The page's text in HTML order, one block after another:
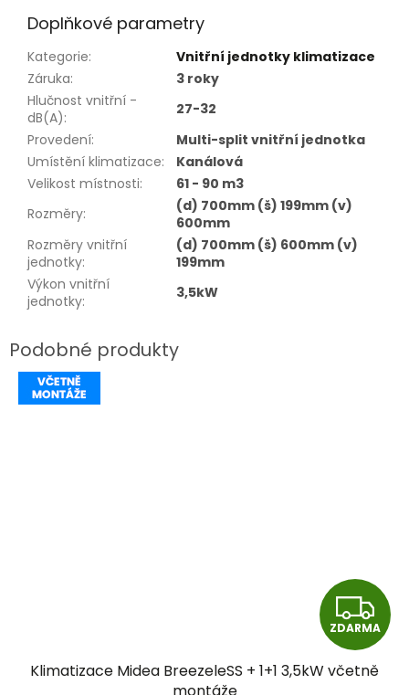
Doplňkové parametry
Kategorie:
Vnitřní jednotky klimatizace
Záruka:
3 roky
Hlučnost vnitřní -
dB(A):
27-32
Provedení:
Multi-split vnitřní jednotka
Umístění klimatizace:
Kanálová
Velikost místnosti:
61 - 90 m3
Rozměry:
(d) 700mm (š) 199mm (v)
600mm
Rozměry vnitřní
jednotky:
(d) 700mm (š) 600mm (v)
199mm
Výkon vnitřní
jednotky: 3,5kW
Z
D
A
ZDARMA
Klimatizace Midea BreezeleSS + 1+1 3,5kW včetně